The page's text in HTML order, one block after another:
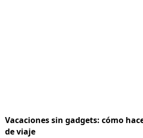
Vacaciones sin gadgets: cómo
de viaje